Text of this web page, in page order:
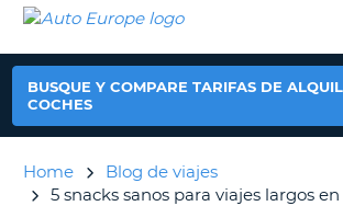
ALQUILER
COCHES
ALQUILER DE
AUTOCARAVANAS
AUTO
EUROPE
ALQUILER
COCHES
ALQUILER
DE
COLABORADORES
BUSQUE Y COMPARE TARIFAS DE
COCHES
Home
Blog de viajes
5 snacks sanos para viajes largos